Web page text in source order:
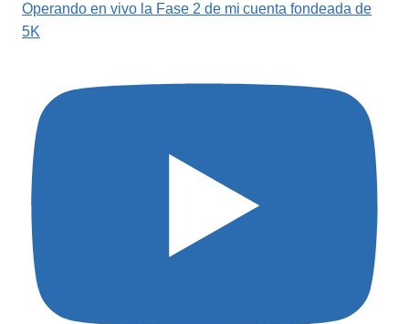
Operando en vivo la Fase 2 de mi cuenta fondeada de
5K